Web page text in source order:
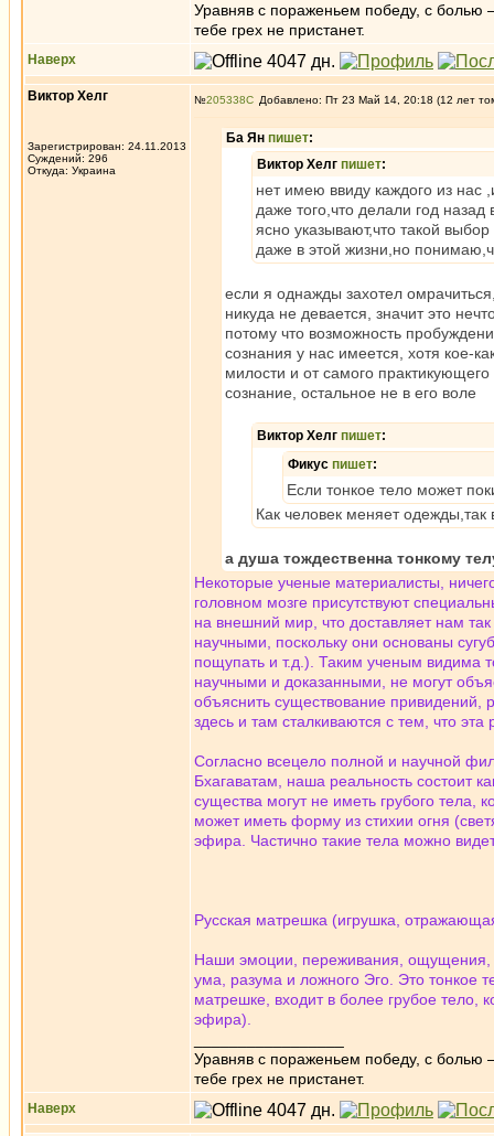
Уравняв с пораженьем победу, с болью
тебе грех не пристанет.
Наверх
Виктор Хелг
Зарегистрирован: 24.11.2013
Суждений: 296
Откуда: Украина
№205338 Добавлено: Пт 23 Май 14, 20:18 (12 лет
Ба Ян пишет:
Виктор Хелг пишет:
нет имею ввиду каждого из
даже того,что делали год
ясно указывают,что такой
даже в этой жизни,но
если я однажды захотел
никуда не девается, значит это
потому что возможность
сознания у нас имеется, хотя кое-
милости и от самого
сознание, остальное не в его воле
Виктор Хелг пишет:
Фикус пишет:
Если тонкое тело может
Как человек меняет
а душа тождественна тонкому
Некоторые ученые материалисты,
головном мозге присутствуют
на внешний мир, что доставляет нам
научными, поскольку они основаны
пощупать и т.д.). Таким ученым видима
научными и доказанными, не могут
объяснить существование привидений,
здесь и там сталкиваются с тем, что
Согласно всецело полной и научной
Бхагаватам, наша реальность состоит
существа могут не иметь грубого
может иметь форму из стихии огня
эфира. Частично такие тела можно
Русская матрешка (игрушка,
Наши эмоции, переживания, ощущения,
ума, разума и ложного Эго. Это тонкое
матрешке, входит в более грубое тело,
эфира).
Уравняв с пораженьем победу, с болью
тебе грех не пристанет.
Наверх